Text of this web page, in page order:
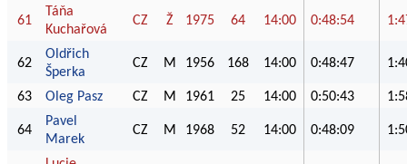
61
Táňa
Kuchařová
CZ Ž 1975 64 14:00 0:48:54
62
Oldřich
Šperka
CZ M 1956 168 14:00 0:48:47
63 Oleg Pasz CZ M 1961 25 14:00 0:50:43
64
Pavel
Marek
CZ M 1968 52 14:00 0:48:09